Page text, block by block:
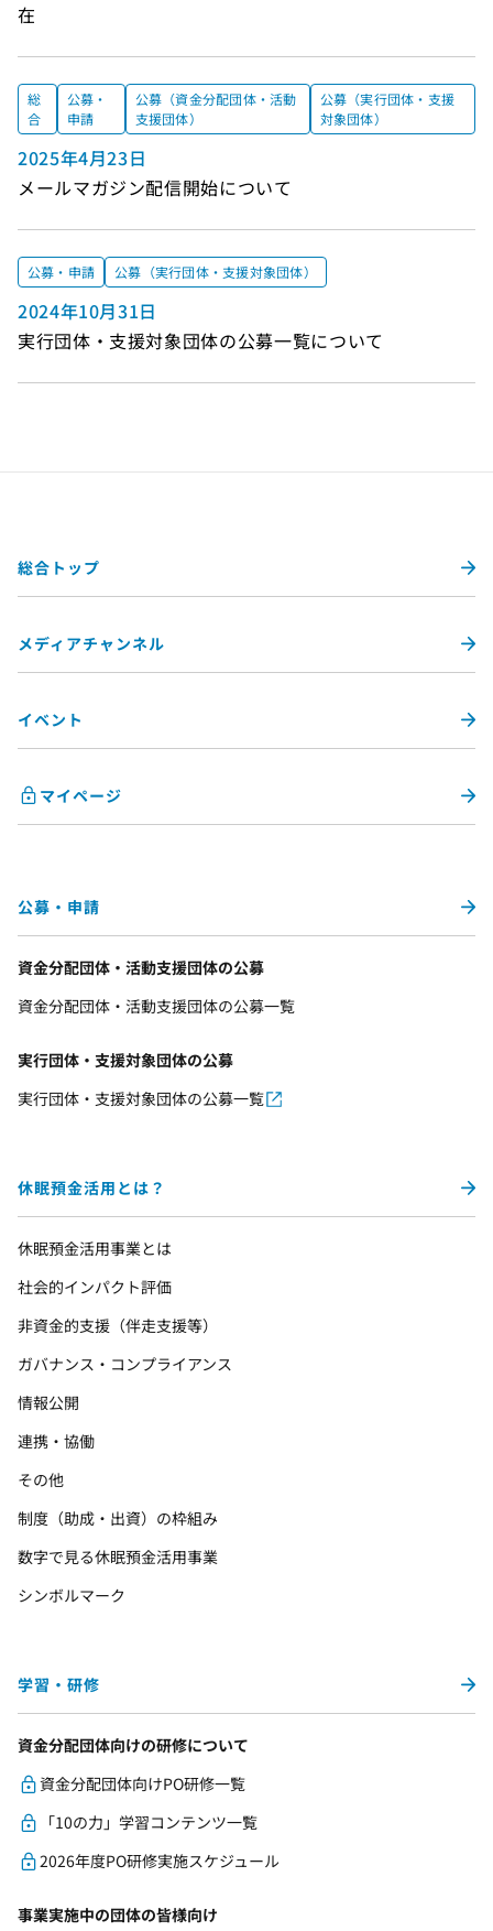
在
総
合
公募・
申請
公募（資金分配団体・活動
支援団体）
公募（実行団体・支援
対象団体）
2025年4月23日
メールマガジン配信開始について
公募・申請 公募（実行団体・支援対象団体）
2024年10月31日
実行団体・支援対象団体の公募一覧について
総合トップ
メディアチャンネル
イベント
マイページ
公募・申請
資金分配団体・活動支援団体の公募
資金分配団体・活動支援団体の公募一覧
実行団体・支援対象団体の公募
実行団体・支援対象団体の公募一覧
休眠預金活用とは？
休眠預金活用事業とは
社会的インパクト評価
非資金的支援（伴走支援等）
ガバナンス・コンプライアンス
情報公開
連携・協働
その他
制度（助成・出資）の枠組み
数字で見る休眠預金活用事業
シンボルマーク
学習・研修
資金分配団体向けの研修について
資金分配団体向けPO研修一覧
「10の力」学習コンテンツ一覧
2026年度PO研修実施スケジュール
事業実施中の団体の皆様向け